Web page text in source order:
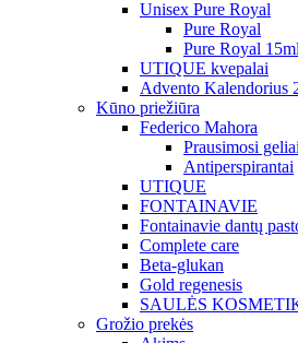
Unisex Pure Royal
Pure Royal
Pure Royal 15ml
UTIQUE kvepalai
Advento Kalendorius
Kūno priežiūra
Federico Mahora
Prausimosi
Antiperspirantai
UTIQUE
FONTAINAVIE
Fontainavie dantų
Complete care
Beta-glukan
Gold regenesis
SAULĖS
Grožio prekės